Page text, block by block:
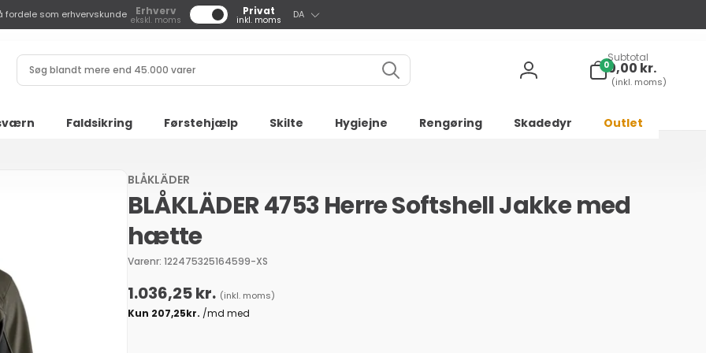
fordele som erhvervskunde Erhverv
ekskl. moms
Privat
inkl. moms
p
g
DA
Søg
blandt
end
Log
0
varer
Subtotal
0,00 kr.
(inkl. moms)
Faldsikring Førstehjælp Skilte Hygiejne Rengøring Skadedyr Outlet
BLÅKLÄDER
BLÅKLÄDER 4753 Herre Softshell Jakke med
hætte
Varenr: 122475325164599-XS
Normalpris
1.036,25 kr. (inkl. moms)